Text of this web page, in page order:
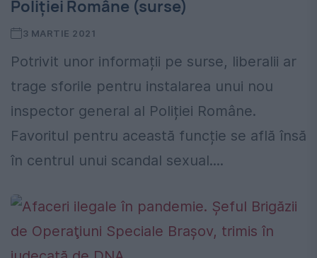
Poliției Române (surse)
3 MARTIE 2021
Potrivit unor informații pe surse, liberalii ar
trage sforile pentru instalarea unui nou
inspector general al Poliției Române.
Favoritul pentru această funcție se află însă
în centrul unui scandal sexual....